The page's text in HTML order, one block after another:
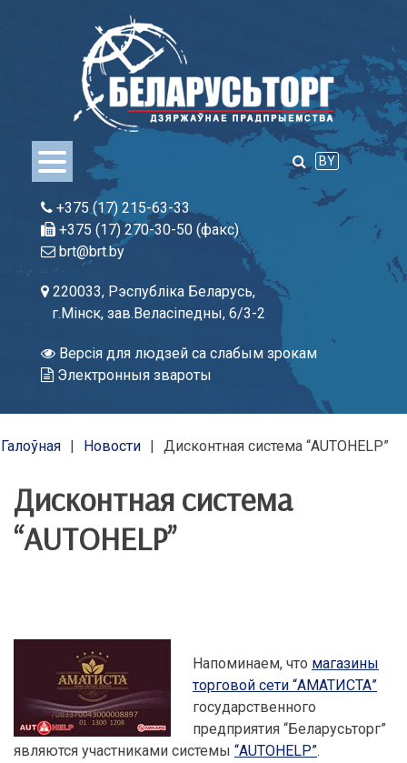
BY
+375 (17) 215-63-33
+375 (17) 270-30-50 (факс)
brt@brt.by
220033, Рэспубліка Беларусь,
г.Мінск, зав.Веласіпедны, 6/3-2
Версія для людзей са слабым зрокам
Электронныя звароты
Галоўная Новости Дисконтная система “AUTOHELP”
Дисконтная система
“AUTOHELP”
Напоминаем, что магазины
торговой сети “АМАТИСТА”
государственного
предприятия “Беларусьторг”
являются участниками системы “AUTOHELP”.